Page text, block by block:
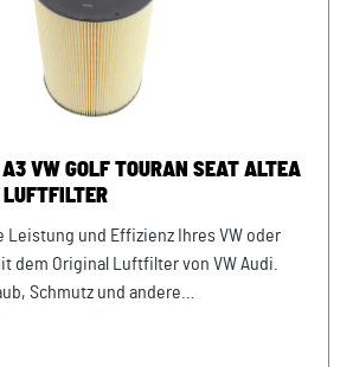
die 17-stellige
VW: WVWZZZ... Audi: WAUZZZ...)
Wir prüfen vorab, ob der
zum Fahrzeug passt.
VW GOLF TOURAN SEAT ALTEA
LUFTFILTER
Leistung und Effizienz Ihres VW oder
dem Original Luftfilter von VW Audi.
Schmutz und andere
sorgt dieser Luftfilter für